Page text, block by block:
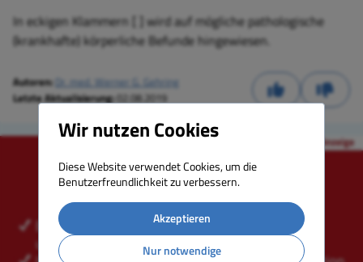
In eckigen Klammern [ ] wird auf mögliche pathologische
(krankhafte) körperliche Befunde hingewiesen.
Autoren: Dr. med. Werner G. Gehring
Letzte Aktualisierung:02.08.2019
Wir nutzen Cookies
Diese Website verwendet Cookies, um die
Benutzerfreundlichkeit zu verbessern.
Akzeptieren
Nur notwendige